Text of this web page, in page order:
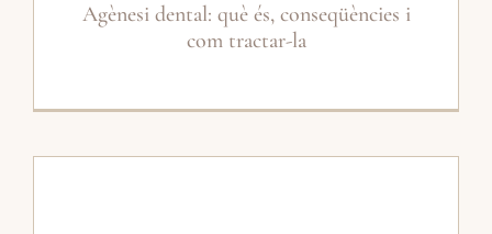
Agènesi dental: què és, conseqüències i
com tractar-la